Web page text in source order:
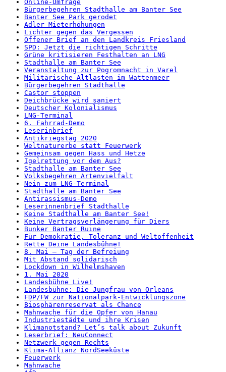
Online-Umfrage
Bürgerbegehren Stadthalle am Banter See
Banter See Park gerodet
Adler Mieterhöhungen
Lichter gegen das Vergessen
Offener Brief an den Landkreis Friesland
SPD: Jetzt die richtigen Schritte
Grüne kritisieren Festhalten an LNG
Stadthalle am Banter See
Veranstaltung zur Pogromnacht in Varel
Militärische Altlasten im Wattenmeer
Bürgerbegehren Stadthalle
Castor stoppen
Deichbrücke wird saniert
Deutscher Kolonialismus
LNG-Terminal
6. Fahrrad-Demo
Leserinbrief
Antikriegstag 2020
Weltnaturerbe statt Feuerwerk
Gemeinsam gegen Hass und Hetze
Igelrettung vor dem Aus?
Stadthalle am Banter See
Volksbegehren Artenvielfalt
Nein zum LNG-Terminal
Stadthalle am Banter See
Antirassismus-Demo
Leserinnenbrief Stadthalle
Keine Stadthalle am Banter See!
Keine Vertragsverlängerung für Diers
Bunker Banter Ruine
Für Demokratie, Toleranz und Weltoffenheit
Rette Deine Landesbühne!
8. Mai – Tag der Befreiung
Mit Abstand solidarisch
Lockdown in Wilhelmshaven
1. Mai 2020
Landesbühne Live!
Landesbühne: Die Jungfrau von Orleans
FDP/FW zur Nationalpark-Entwicklungszone
Biosphärenreservat als Chance
Mahnwache für die Opfer von Hanau
Industriestädte und ihre Krisen
Klimanotstand? Let’s talk about Zukunft
Leserbrief: NeuConnect
Netzwerk gegen Rechts
Klima-Allianz NordSeeküste
Feuerwerk
Mahnwache